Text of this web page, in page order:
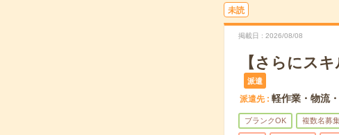
未読
掲載日 2026/08/08
【さらにス
派遣
派遣先 軽作業・物流
ブランクOK 複数名募